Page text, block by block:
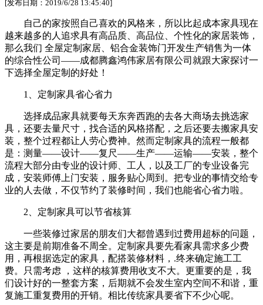
[发布日期：2019/6/28 13:45:40]
自己的家按照自己喜欢的风格来，所以比起成本家具现在
越来越多的人追求具有高品质、高品位、个性化的家居装饰，
那么我们 全屋定制家居、铝合金装饰门开发生产销售为一体
的综合性公司——成都腾鑫鸿伟家居有限公司就跟大家探讨一
下选择全屋定制的好处！
1、定制家具省心省力
选择成品家具就要每天东奔西跑的去各大商场去挑选家
具，还要去量尺寸，找合适的风格搭配，之后还要去搬家具安
装，整个过程都让人劳心费神。然而定制家具的流程一般都
是：测量——设计——复尺——生产——运输——安装，整个
流程大部分由专业的设计师、工人，以及工厂的专业设备完
成，安装师傅上门安装，服务贴心周到。把专业的事情交给专
业的人去做，不仅节约了装修时间，我们也能省心省力啦。
2、定制家具可以节省核算
一些装修过家居的朋友们大都曾遇到过费用超标的问题，
这主要是前期准备不周全。定制家具要先看家具需求多少费
用，再根据选定的家具，配搭装修材料，.终来确定施工工
费。只需考虑 ，这样的核算费用收支不大。更重要的是，我
们设计好的一整套方案，后期就不会发生室内空间不和谐，重
复施工重复费用的开销。相比传统家具要省下不少心呢。